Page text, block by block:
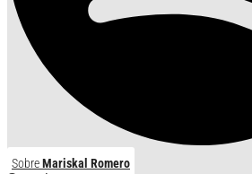
SobreMariskal Romero